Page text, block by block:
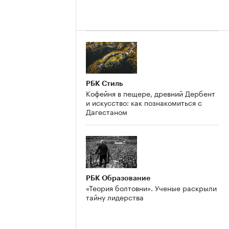
РБК Стиль
Кофейня в пещере, древний Дербент
и искусство: как познакомиться с
Дагестаном
РБК Образование
«Теория болтовни». Ученые раскрыли
тайну лидерства